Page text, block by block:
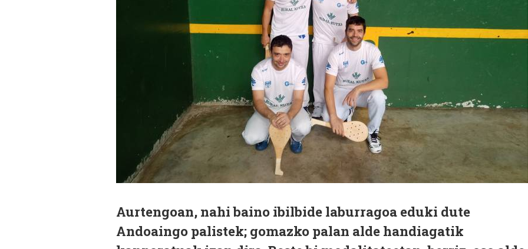
Aurtengoan, nahi baino ibilbide laburragoa eduki dute
Andoaingo palistek; gomazko palan alde handiagatik